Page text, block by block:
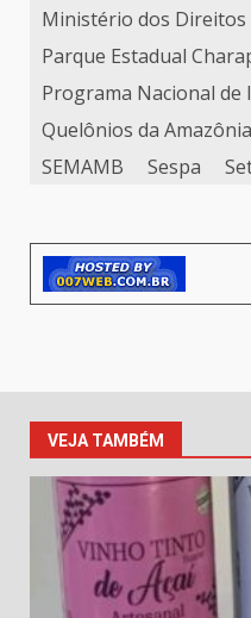
Ministério dos Direitos
Parque Estadual
Programa Nacional de
Quelônios da Amazônia
SEMAMB
Sespa
VEJA TAMBÉM